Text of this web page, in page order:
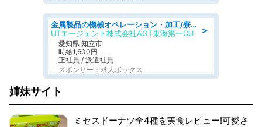
＞
金属製品の機械オペレーション・加工/寮完備/日払い/工場・製造
UTエージェント株式会社AGT東海第一CU
愛知県 知立市
時給1,600円
正社員 / 派遣社員
スポンサー：求人ボックス
姉妹サイト
ミセスドーナツ全4種を実食レビュー!可愛さ